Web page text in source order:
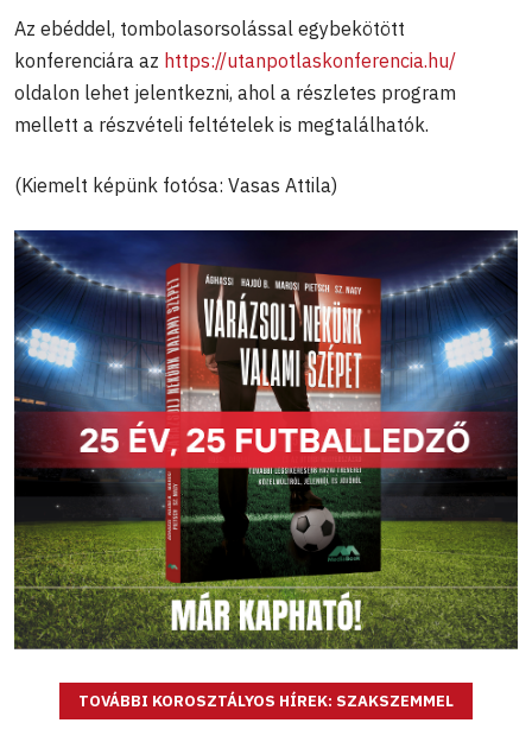
Az ebéddel, tombolasorsolással egybekötött
konferenciára az https://utanpotlaskonferencia.hu/
oldalon lehet jelentkezni, ahol a részletes program
mellett a részvételi feltételek is megtalálhatók.
(Kiemelt képünk fotósa: Vasas Attila)
TOVÁBBI KOROSZTÁLYOS HÍREK: SZAKSZEMMEL